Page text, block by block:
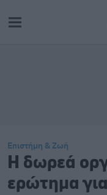
Επιστήμη & Ζωή
Η δωρεά
ερώτημα για